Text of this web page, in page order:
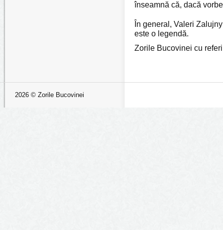
înseamnă că, dacă
În general, Valeri
este o legendă.
Zorile Bucovinei cu
2026 © Zorile Bucovinei